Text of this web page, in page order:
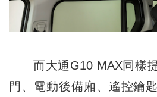
而大通G10 MAX同樣提
門、電動後備廂、遙控鑰